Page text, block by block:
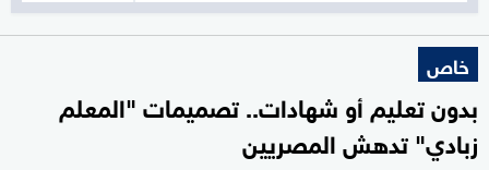
خاص
بدون تعليم أو شهادات.. تصميمات "المعلم
زبادي" تدهش المصريين